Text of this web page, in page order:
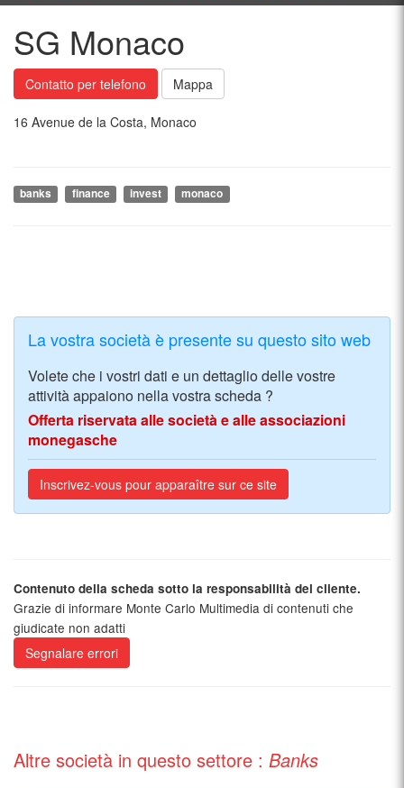
SG Monaco
Contatto per telefono Mappa
16 Avenue de la Costa, Monaco
banks finance invest monaco
La vostra società è presente su questo sito web
Volete che i vostri dati e un dettaglio delle vostre
attività appaiono nella vostra scheda ?
Offerta riservata alle società e alle associazioni
monegasche
Inscrivez-vous pour apparaître sur ce site
Contenuto della scheda sotto la responsabilità del cliente.
Grazie di informare Monte Carlo Multimedia di contenuti che
giudicate non adatti
Segnalare errori
Altre società in questo settore : Banks